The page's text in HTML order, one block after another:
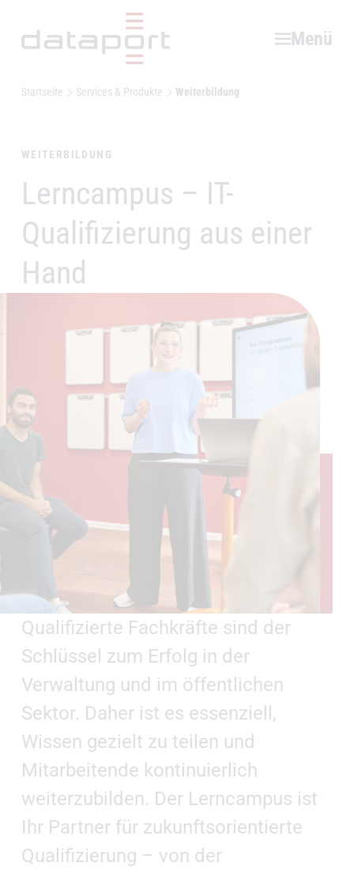
Menü
Startseite Services & Produkte Weiterbildung
WEITERBILDUNG
–Lerncampus – IT-
Qualifizierung aus einer
Hand
Qualifizierte Fachkräfte sind der
Schlüssel zum Erfolg in der
Verwaltung und im öffentlichen
Sektor. Daher ist es essenziell,
Wissen gezielt zu teilen und
Mitarbeitende kontinuierlich
weiterzubilden. Der Lerncampus ist
Ihr Partner für zukunftsorientierte
Qualifizierung – von der